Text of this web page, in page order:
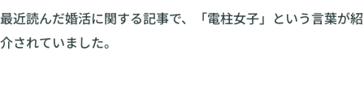
最近読んだ婚活に関する記事で、「電柱女子」という言葉が紹
介されていました。